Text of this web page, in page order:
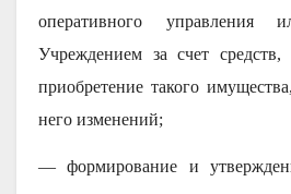
оперативного управления
Учреждением за счет
приобретение такого
него изменений;
— формирование и